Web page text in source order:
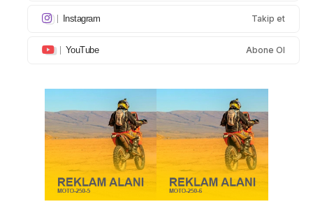
Instagram Takip et
YouTube Abone Ol